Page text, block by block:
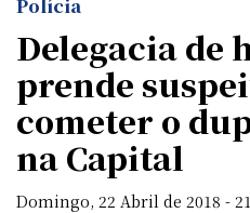
Polícia
Delegacia de
prende
cometer o
na Capital
Domingo, 22 Abril de 2018 -